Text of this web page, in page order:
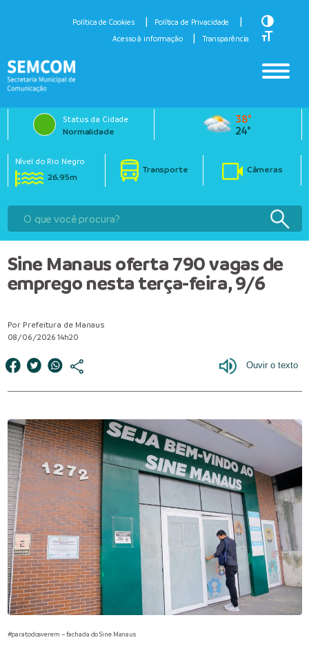
Política de Cookies
Política de Privacidade
Acesso à informação
Transparência
Toggle
Toggle
Status da Cidade
Normalidade
38°
24°
Nível do Rio Negro
26.95m
Transporte Câmeras
Sine Manaus oferta 790 vagas de
emprego nesta terça-feira, 9/6
Por Prefeitura de Manaus
08/06/2026 14h20
#paratodosverem – fachada do Sine Manaus